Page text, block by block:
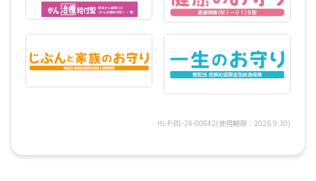
HL-P-B1-24-00842(使用期限：2026.9.30)